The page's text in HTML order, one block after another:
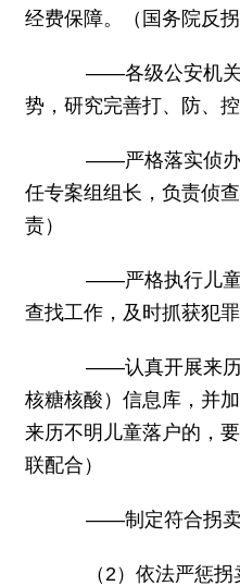
经费保障。（国务院反
——各级公安机关完
势，研究完善打、防、
——严格落实侦办拐
任专案组组长，负责侦
责）
——严格执行儿童失
查找工作，及时抓获犯
——认真开展来历不
核糖核酸）信息库，并
来历不明儿童落户的，
联配合）
——制定符合拐卖人
（2）依法严惩拐